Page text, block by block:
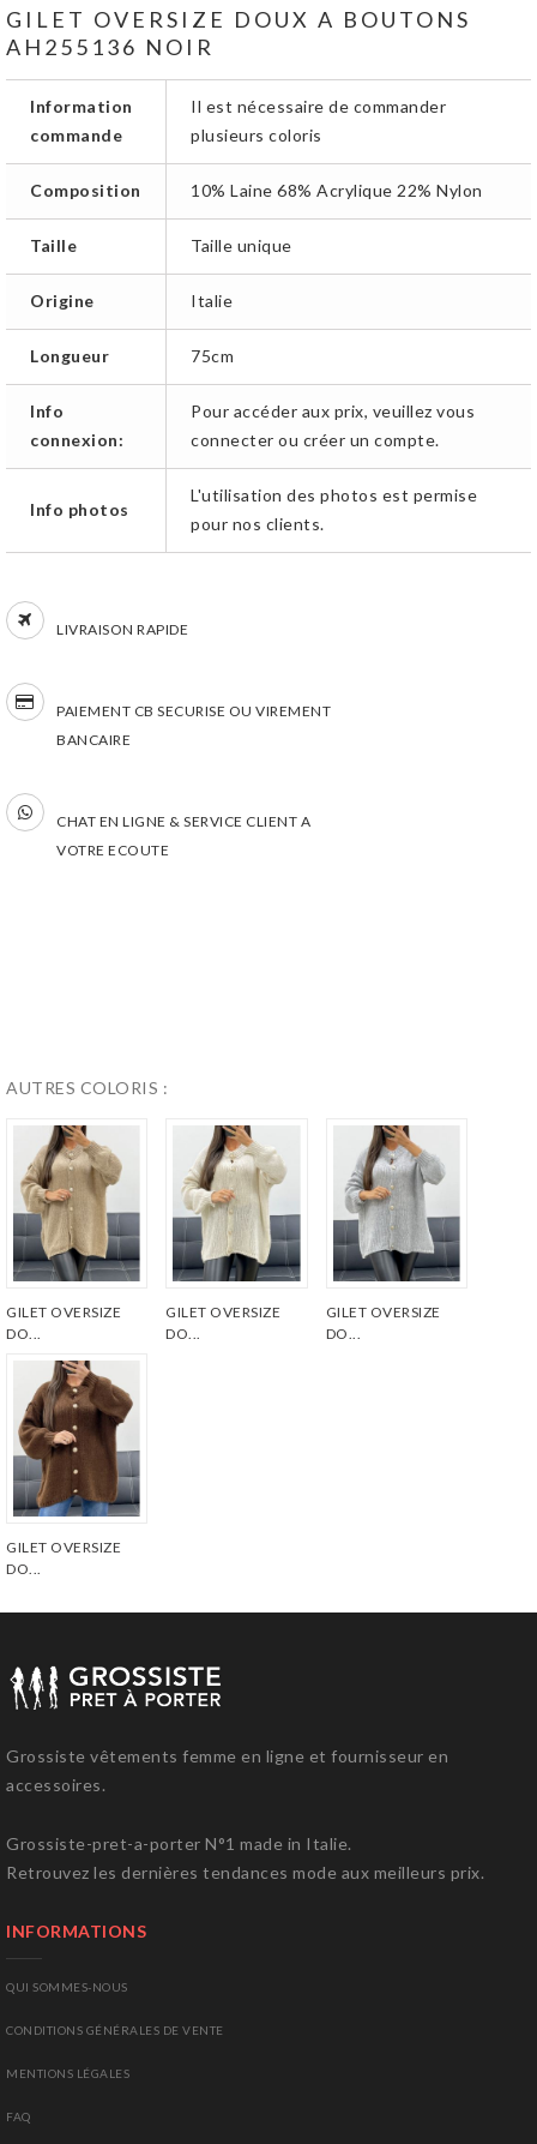
GILET OVERSIZE DOUX A BOUTONS
AH255136 NOIR
Information
commande
Il est nécessaire de commander
plusieurs coloris
Composition 10% Laine 68% Acrylique 22% Nylon
Taille Taille unique
Origine Italie
Longueur 75cm
Info
connexion:
Pour accéder aux prix, veuillez vous
connecter ou créer un compte.
Info photos
L'utilisation des photos est permise
pour nos clients.
LIVRAISON RAPIDE
PAIEMENT CB SECURISE OU VIREMENT
BANCAIRE
CHAT EN LIGNE & SERVICE CLIENT A
VOTRE ECOUTE
AUTRES COLORIS :
GILET OVERSIZE
DO...
GILET OVERSIZE
DO...
GILET OVERSIZE
DO...
GILET OVERSIZE
DO...
Grossiste vêtements femme en ligne et fournisseur en
accessoires.
Grossiste-pret-a-porter N°1 made in Italie.
Retrouvez les dernières tendances mode aux meilleurs prix.
INFORMATIONS
QUI SOMMES-NOUS
CONDITIONS GÉNÉRALES DE VENTE
MENTIONS LÉGALES
FAQ